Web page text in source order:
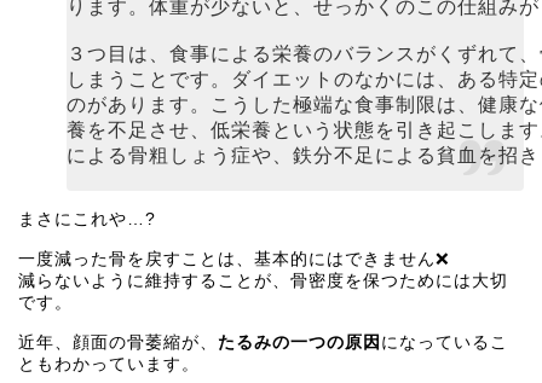
ります。体重が少ないと、せっかくのこの仕組み
３つ目は、食事による栄養のバランスがくずれて
しまうことです。ダイエットのなかには、ある特
のがあります。こうした極端な食事制限は、健康
養を不足させ、低栄養という状態を引き起こしま
による骨粗しょう症や、鉄分不足による貧血を招
まさにこれや…?
一度減った骨を戻すことは、基本的にはできません❌
減らないように維持することが、骨密度を保つためには大切
です。
近年、顔面の骨萎縮が、 たるみの一つの原因 になっているこ
ともわかっています。